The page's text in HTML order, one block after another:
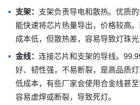
支架： 支架负责导电和散热。优质的
能快速将芯片热量导出，价格较高
成本低，但散热差，容易导致灯珠光
金线： 连接芯片和支架的导线。
好、韧性强，不易断裂，是高品质
低成本，有些厂家会使用合金线甚
容易虚焊或断裂，导致死灯。